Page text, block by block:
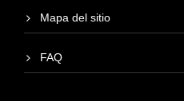
Mapa del sitio
FAQ